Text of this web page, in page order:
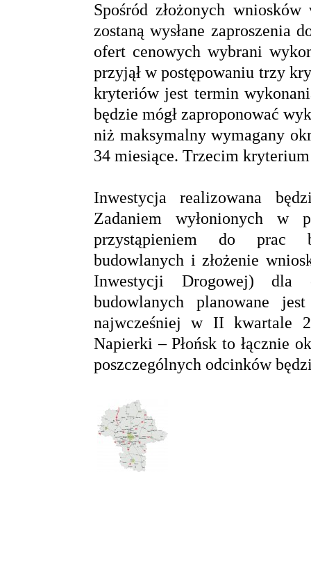
Spośród złożonych
zostaną wysłane zaproszenia
ofert cenowych wybrani
przyjął w postępowaniu trzy
kryteriów jest termin
będzie mógł zaproponować
niż maksymalny wymagany
34 miesiące. Trzecim
Inwestycja realizowana
Zadaniem wyłonionych w
przystąpieniem do prac
budowlanych i złożenie
Inwestycji Drogowej) dla
budowlanych planowane
najwcześniej w II kwartale
Napierki – Płońsk to łącznie
poszczególnych odcinków